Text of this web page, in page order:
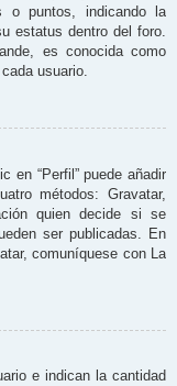
o puntos, indicando la
estatus dentro del foro.
es conocida como
usuario.
en “Perfil” puede añadir
métodos: Gravatar,
quien decide si se
ser publicadas. En
comuníquese con La
e indican la cantidad